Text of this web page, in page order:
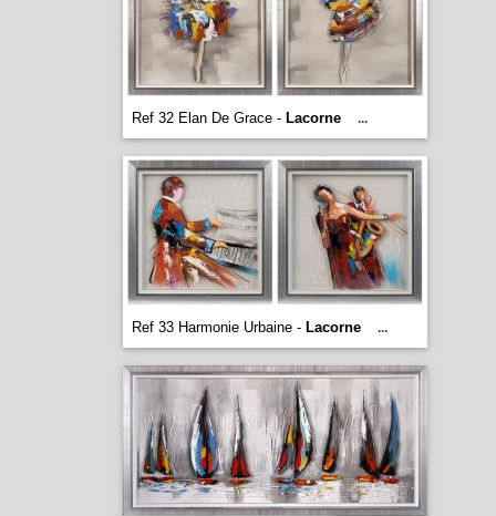
Ref 32 Elan De Grace - Lacorne ...
Ref 33 Harmonie Urbaine - Lacorne ...